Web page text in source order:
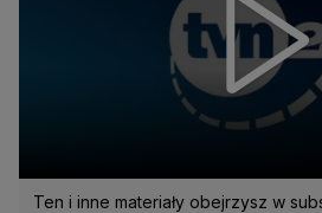
Ten i inne materiały obejrzysz w